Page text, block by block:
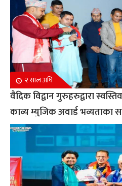
२ साल अघि
वैदिक विद्वान गुरुहरुद्वारा
काव्य म्युजिक अवार्ड भव्यताका